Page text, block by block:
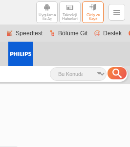
Uygulama
ile Aç
Teknoloji
Haberleri
Giriş ve
Kayıt
Speedtest Bölüme Git Destek